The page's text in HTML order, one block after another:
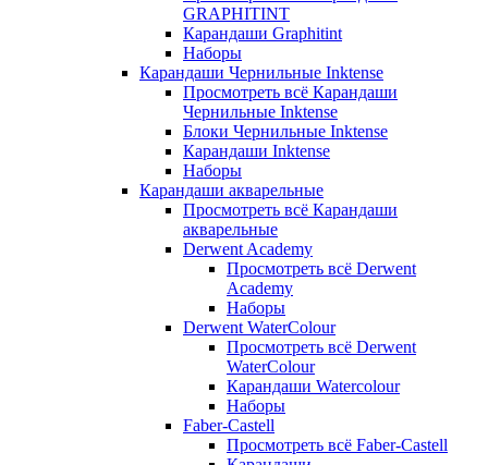
GRAPHITINT
Карандаши Graphitint
Наборы
Карандаши Чернильные Inktense
Просмотреть всё Карандаши
Чернильные Inktense
Блоки Чернильные Inktense
Карандаши Inktense
Наборы
Карандаши акварельные
Просмотреть всё Карандаши
акварельные
Derwent Academy
Просмотреть всё Derwent
Academy
Наборы
Derwent WaterColour
Просмотреть всё Derwent
WaterColour
Карандаши Watercolour
Наборы
Faber-Castell
Просмотреть всё Faber-Castell